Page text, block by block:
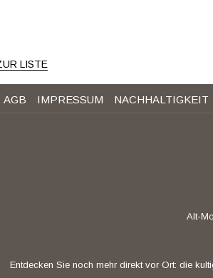
LISTE
AGB IMPRESSUM NACHHALTIGKEIT
Alt-
Entdecken Sie noch mehr direkt vor Ort: die